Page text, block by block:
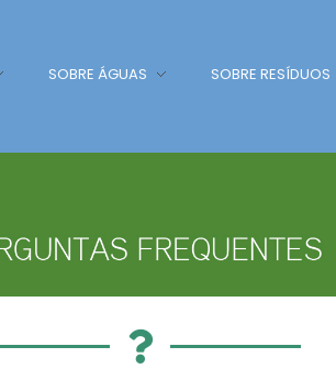
SOBRE ÁGUAS SOBRE RESÍDUOS